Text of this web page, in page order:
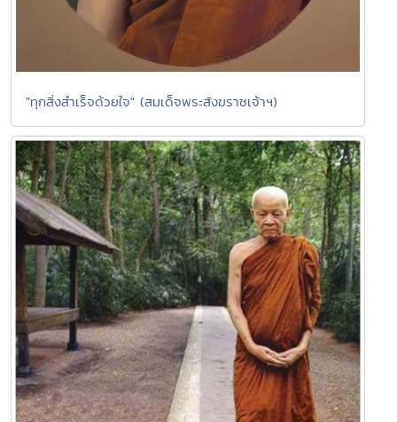
"ทุกสิ่งสำเร็จด้วยใจ" (สมเด็จพระสังฆราชเจ้าฯ)